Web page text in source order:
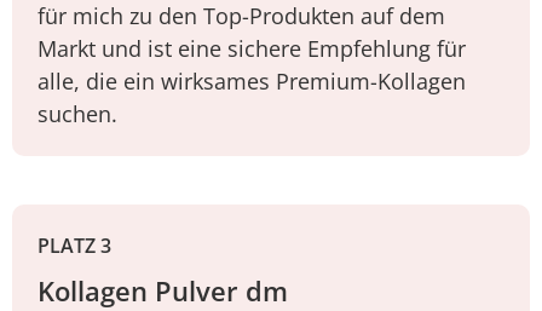
für mich zu den Top-Produkten auf dem
Markt und ist eine sichere Empfehlung für
alle, die ein wirksames Premium-Kollagen
suchen.
PLATZ 3
Kollagen Pulver dm